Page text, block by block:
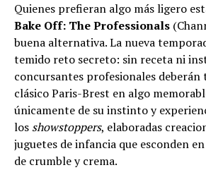
Quienes prefieran algo más ligero
Bake Off: The Professionals
buena alternativa. La nueva
temido reto secreto: sin receta ni
concursantes profesionales
clásico Paris-Brest en algo
únicamente de su instinto y
los showstoppers, elaboradas
juguetes de infancia que esconden
de crumble y crema.